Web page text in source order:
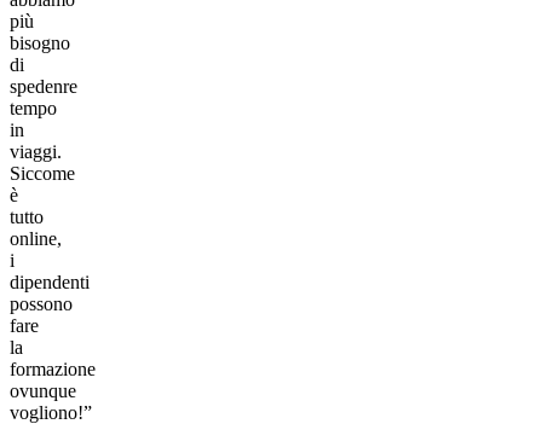
più
bisogno
di
spedenre
tempo
in
viaggi.
Siccome
è
tutto
online,
i
dipendenti
possono
fare
la
formazione
ovunque
vogliono!”